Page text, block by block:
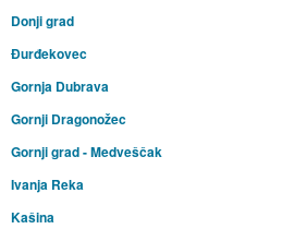
Donji grad
Đurđekovec
Gornja Dubrava
Gornji Dragonožec
Gornji grad - Medveščak
Ivanja Reka
Kašina